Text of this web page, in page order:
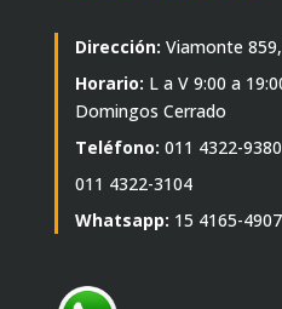
Dirección: Viamonte
Horario: L a V 9:00 a
Domingos Cerrado
Teléfono: 011 4322-9380
011 4322-3104
Whatsapp: 15 4165-4907